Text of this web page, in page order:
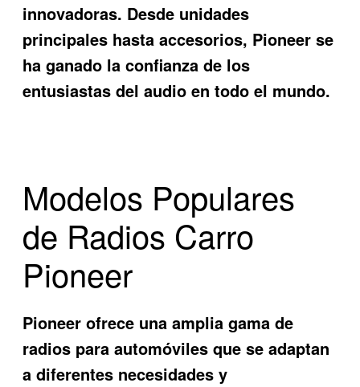
innovadoras. Desde unidades
principales hasta accesorios, Pioneer se
ha ganado la confianza de los
entusiastas del audio en todo el mundo.
Modelos Populares
de Radios Carro
Pioneer
Pioneer ofrece una amplia gama de
radios para automóviles que se adaptan
a diferentes necesidades y